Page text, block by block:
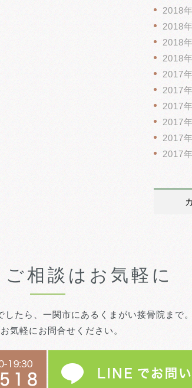
2018
2018
2018
2018
2017
2017
2017
2017
2017
2017
ご相談はお気軽に
たら、一関市にあるくまがい接骨院まで。
気軽にお問合せください。